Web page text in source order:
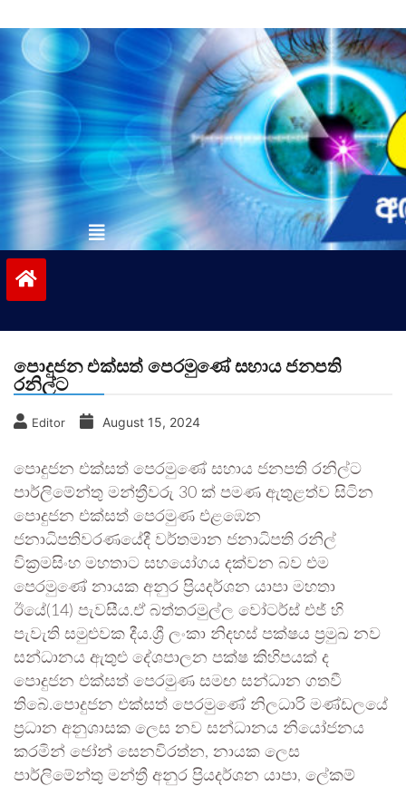
to
contentvinivida.lk
පොදුජන එක්සත් පෙරමුණේ සහාය ජනපති
රනිල්ට
Editor August 15, 2024
පොදුජන එක්සත් පෙරමුණේ සහාය ජනපති රනිල්ට
පාර්ලිමේන්තු මන්ත්‍රීවරු 30 ක් පමණ ඇතුළත්ව සිටින
පොදුජන එක්සත් පෙරමුණ එළඹෙන
ජනාධිපතිවරණයේදී වර්තමාන ජනාධිපති රනිල්
වික්‍රමසිංහ මහතාට සහයෝගය දක්වන බව එම
පෙරමුණේ නායක අනුර ප්‍රියදර්ශන යාපා මහතා
ඊයේ(14) පැවසීය.ඒ බත්තරමුල්ල වෝටර්ස් එජ් හි
පැවැති සමුළුවක දීය.ශ්‍රී ලංකා නිදහස් පක්ෂය ප්‍රමුඛ නව
සන්ධානය ඇතුළු දේශපාලන පක්ෂ කිහිපයක් ද
පොදුජන එක්සත් පෙරමුණ සමඟ සන්ධාන ගතවී
තිබේ.පොදුජන එක්සත් පෙරමුණේ නිලධාරි මණ්ඩලයේ
ප්‍රධාන අනුශාසක ලෙස නව සන්ධානය නියෝජනය
කරමින් ජෝන් සෙනවිරත්න, නායක ලෙස
පාර්ලිමේන්තු මන්ත්‍රී අනුර ප්‍රියදර්ශන යාපා, ලේකම්